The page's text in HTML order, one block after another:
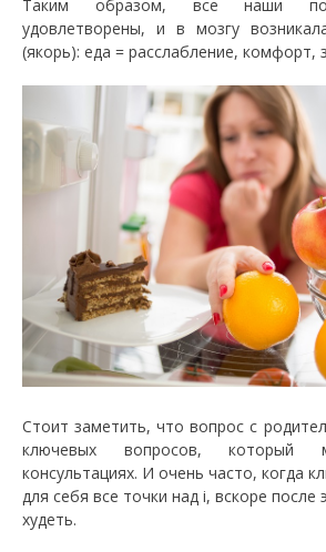
Таким образом, все наши
удовлетворены, и в мозгу
(якорь): еда = расслабление, комфорт,
Стоит заметить, что вопрос с
ключевых вопросов,
консультациях. И очень часто, когда
для себя все точки над i, вскоре после
худеть.